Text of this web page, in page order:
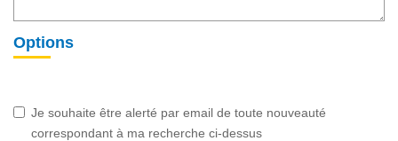
Options
Je souhaite être alerté par email de toute nouveauté
correspondant à ma recherche ci-dessus